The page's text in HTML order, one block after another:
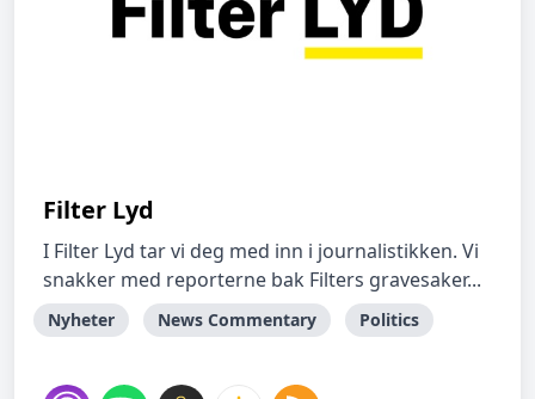
Filter Lyd
I Filter Lyd tar vi deg med inn i journalistikken. Vi
snakker med reporterne bak Filters gravesaker...
Nyheter News Commentary Politics